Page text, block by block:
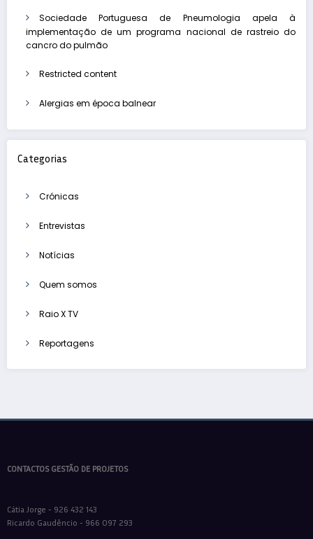
Sociedade Portuguesa de Pneumologia apela à
implementação de um programa nacional de rastreio do
cancro do pulmão
Restricted content
Alergias em época balnear
Categorias
Crónicas
Entrevistas
Notícias
Quem somos
Raio X TV
Reportagens
CONTACTOS GESTÃO DE PROJETOS
Cátia Jorge - 926 432 143
Ricardo Gaudêncio - 966 097 293